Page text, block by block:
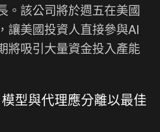
。該公司將於週五在美國
讓美國投資人直接參與AI
將吸引大量資金投入產能
型與代理應分離以最佳